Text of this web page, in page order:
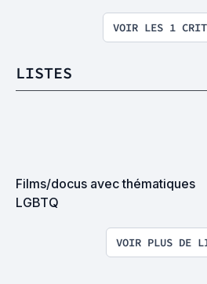
VOIR LES 1
LISTES
Films/docus avec thématiques
LGBTQ
VOIR PLUS DE